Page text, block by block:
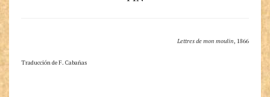
Lettres de mon moulin, 1866
Traducción de F. Cabañas